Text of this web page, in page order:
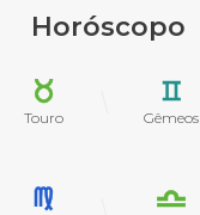
Horóscopo
Touro Gêmeos